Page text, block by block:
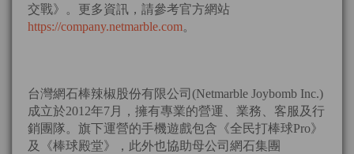
交戰》。更多資訊，請參考官方網站
https://company.netmarble.com。
台灣網石棒辣椒股份有限公司(Netmarble Joybomb Inc.)
成立於2012年7月，擁有專業的營運、業務、客服及行
銷團隊。旗下運營的手機遊戲包含《全民打棒球Pro》
及《棒球殿堂》，此外也協助母公司網石集團